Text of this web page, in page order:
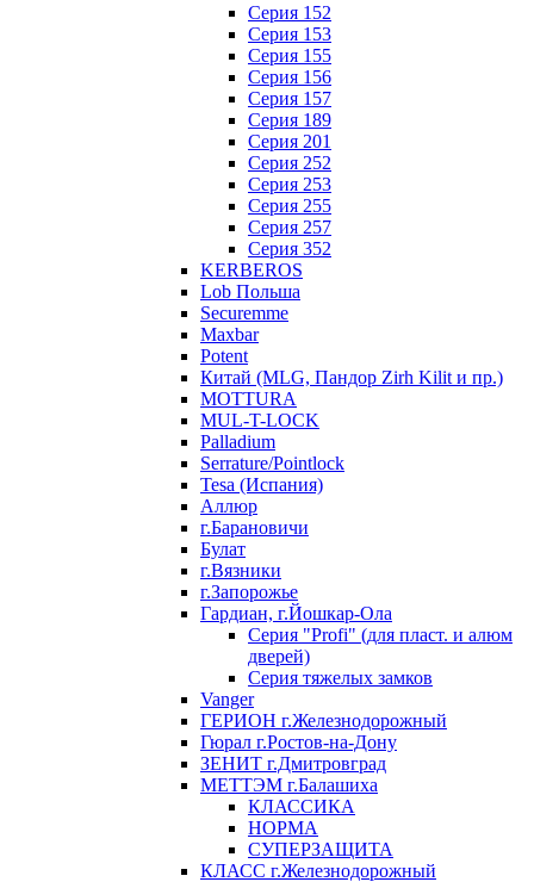
Серия 152
Серия 153
Серия 155
Серия 156
Серия 157
Серия 189
Серия 201
Серия 252
Серия 253
Серия 255
Серия 257
Серия 352
KERBEROS
Lob Польша
Securemme
Maxbar
Potent
Китай (MLG, Пандор Zirh Kilit и пр.)
MOTTURA
MUL-T-LOCK
Palladium
Serrature/Pointlock
Tesa (Испания)
Аллюр
г.Барановичи
Булат
г.Вязники
г.Запорожье
Гардиан, г.Йошкар-Ола
Серия "Profi" (для пласт. и алюм
дверей)
Серия тяжелых замков
Vanger
ГЕРИОН г.Железнодорожный
Гюрал г.Ростов-на-Дону
ЗЕНИТ г.Дмитровград
МЕТТЭМ г.Балашиха
КЛАССИКА
НОРМА
СУПЕРЗАЩИТА
КЛАСС г.Железнодорожный